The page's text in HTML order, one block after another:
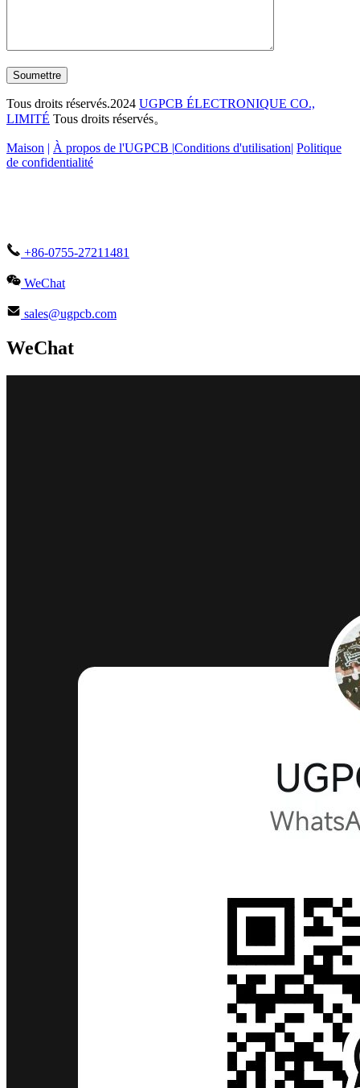
Soumettre
Tous droits réservés.2024 UGPCB ÉLECTRONIQUE CO.,
LIMITÉ Tous droits réservés。
Maison | À propos de l'UGPCB |Conditions d'utilisation| Politique
de confidentialité
+86-0755-27211481
WeChat
sales@ugpcb.com
WeChat